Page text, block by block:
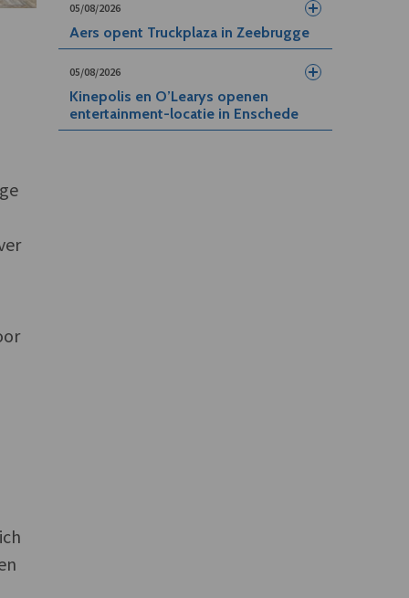
05/08/2026
Aers opent Truckplaza in Zeebrugge
05/08/2026
Kinepolis en O’Learys openen
entertainment-locatie in Enschede